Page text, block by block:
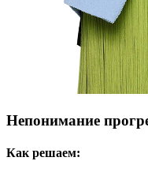
Непонимание
Как решаем: